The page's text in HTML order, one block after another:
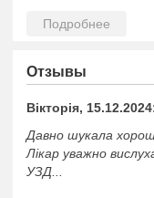
Отзывы
Вікторія,
Давно шукала
Лікар уважно
УЗД...